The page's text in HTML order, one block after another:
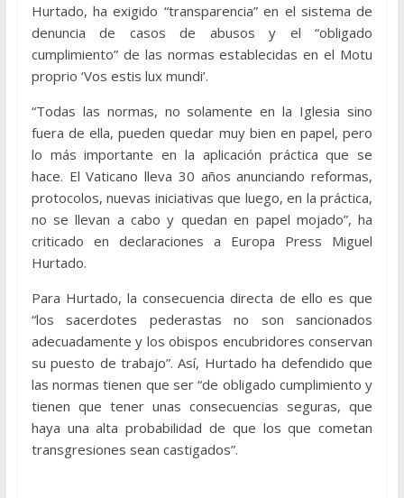
Hurtado, ha exigido “transparencia” en el sistema de
denuncia de casos de abusos y el “obligado
cumplimiento” de las normas establecidas en el Motu
proprio ‘Vos estis lux mundi’.
“Todas las normas, no solamente en la Iglesia sino
fuera de ella, pueden quedar muy bien en papel, pero
lo más importante en la aplicación práctica que se
hace. El Vaticano lleva 30 años anunciando reformas,
protocolos, nuevas iniciativas que luego, en la práctica,
no se llevan a cabo y quedan en papel mojado”, ha
criticado en declaraciones a Europa Press Miguel
Hurtado.
Para Hurtado, la consecuencia directa de ello es que
“los sacerdotes pederastas no son sancionados
adecuadamente y los obispos encubridores conservan
su puesto de trabajo”. Así, Hurtado ha defendido que
las normas tienen que ser “de obligado cumplimiento y
tienen que tener unas consecuencias seguras, que
haya una alta probabilidad de que los que cometan
transgresiones sean castigados”.